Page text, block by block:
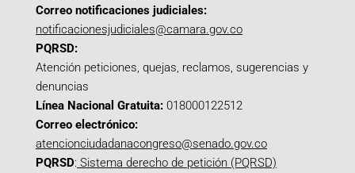
Correo notificaciones judiciales:
notificacionesjudiciales@camara.gov.co
PQRSD:
Atención peticiones, quejas, reclamos, sugerencias y
denuncias
Línea Nacional Gratuita: 018000122512
Correo electrónico:
atencionciudadanacongreso@senado.gov.co
PQRSD: Sistema derecho de petición (PQRSD)